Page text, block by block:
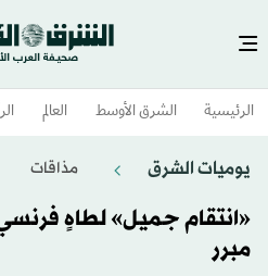
الرئيسية الشرق الأوسط​ العالم
يوميات الشرق مذاقات
«انتقام جميل» لطاهٍ
مبرر